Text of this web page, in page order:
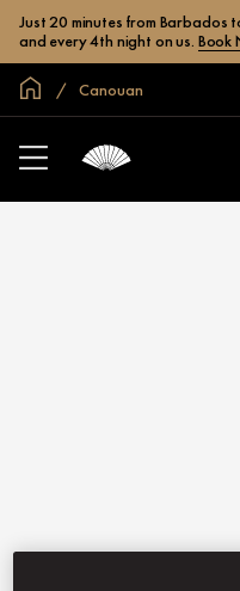
Just 20 minutes from Barbados
and every 4th night on us. Book
Inicio Canouan